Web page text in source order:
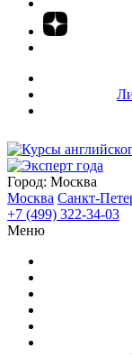
Город: Москва
Москва Санкт-
+7 (499) 322-34-03
Меню